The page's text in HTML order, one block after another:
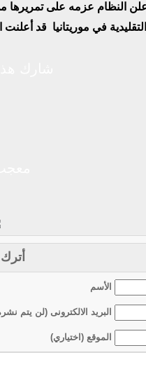
أعلن النظام عزمه على
في موريتانيا قد
الأسم
البريد الالكترونى (لن يتم
الموقع (اختياري)